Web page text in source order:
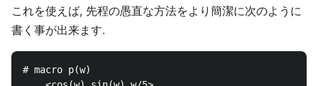
これを使えば, 先程の愚直な方法をより簡潔に次のように
書く事が出来ます.
# macro p(w)